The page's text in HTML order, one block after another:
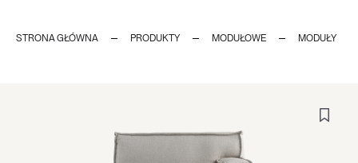
STRONA GŁÓWNA PRODUKTY MODUŁOWE MODUŁY